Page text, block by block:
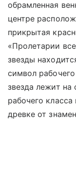
обрамленная
центре
прикрытая
«Пролетарии
звезды
символ
звезда лежит
рабочего
древке от